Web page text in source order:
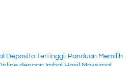
Deposito Tertinggi: Panduan Memilih